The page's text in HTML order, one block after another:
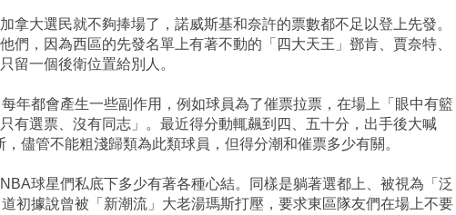
拿大選民就不夠捧場了，諾威斯基和奈許的票數都不足以登上先發。
們，因為西區的先發名單上有著不動的「四大天王」鄧肯、賈奈特、
留一個後衛位置給別人。
年都會產生一些副作用，例如球員為了催票拉票，在場上「眼中有籃
有選票、沒有同志」。最近得分動輒飆到四、五十分，出手後大喊
，儘管不能粗淺歸類為此類球員，但得分潮和催票多少有關。
球星們私底下多少有著各種心結。同樣是躺著選都上、被視為「泛
初據說曾被「新潮流」大老湯瑪斯打壓，要求東區隊友們在場上不要